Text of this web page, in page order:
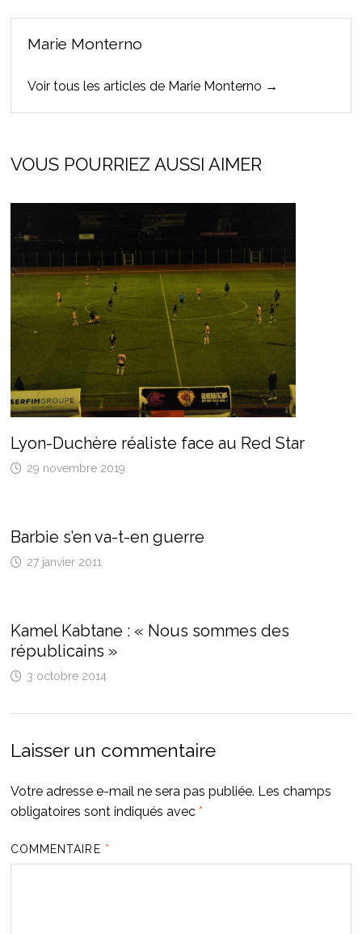
Marie Monterno
Voir tous les articles de Marie Monterno →
VOUS POURRIEZ AUSSI AIMER
Lyon-Duchère réaliste face au Red Star
29 novembre 2019
Barbie s’en va-t-en guerre
27 janvier 2011
Kamel Kabtane : « Nous sommes des
républicains »
3 octobre 2014
Laisser un commentaire
Votre adresse e-mail ne sera pas publiée. Les champs
obligatoires sont indiqués avec *
COMMENTAIRE *